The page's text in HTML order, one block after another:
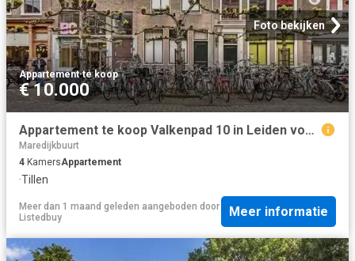
Foto bekijken
Appartement·te koop
€ 10.000
Appartement te koop Valkenpad 10 in Leiden voor € 375.000
Maredijkbuurt
4 KamersAppartement
·Tillen
Meer dan 1 maand geleden aangeboden door
Listedbuy
Meer informatie